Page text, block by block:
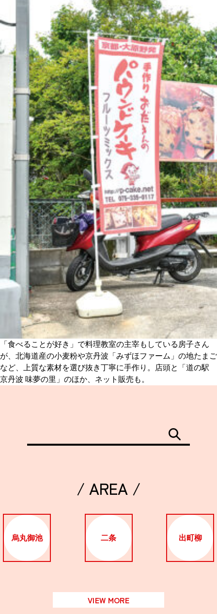
「食べることが好き」で料理教室の主宰もしている房子さん
が、北海道産の小麦粉や京丹波「みずほファーム」の地たまご
など、上質な素材を選び抜き丁寧に手作り。店頭と「道の駅
京丹波 味夢の里」のほか、ネット販売も。
/ AREA /
烏丸御池 二条 出町柳
VIEW MORE